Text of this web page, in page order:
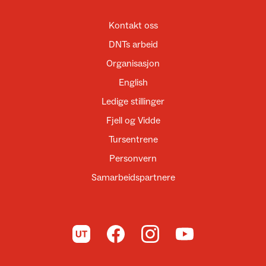
Kontakt oss
DNTs arbeid
Organisasjon
English
Ledige stillinger
Fjell og Vidde
Tursentrene
Personvern
Samarbeidspartnere
Til UT.no Til DNT på Facebook
Til DNT på Instagram
Til DNT på YouTube